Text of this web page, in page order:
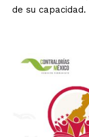
de su capacidad.